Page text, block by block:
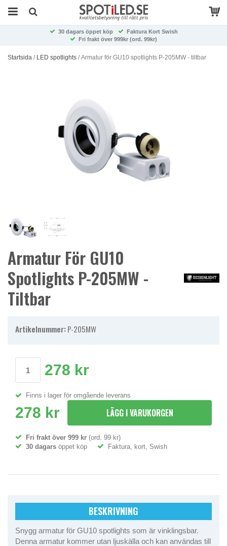
30 dagars öppet köp
Faktura Kort Swish
Fri frakt över 999kr (ord. 99kr)
Startsida / LED spotlights /Armatur för GU10 spotlights P-205MW - tiltbar
Armatur För GU10
Spotlights P-205MW -
Tiltbar
Artikelnummer:P-205MW
278 kr
Finns i lager för omgående leverans
278 kr LÄGG I VARUKORGEN
Fri frakt över 999 kr (ord. 99 kr)
30 dagars öppet köp Faktura, kort, Swish
BESKRIVNING
Snygg armatur för GU10 spotlights som är vinklingsbar.
Denna armatur kommer utan ljuskälla och kan användas till